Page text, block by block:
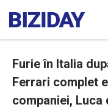
Furie în Italia
Ferrari complet
companiei, Luca